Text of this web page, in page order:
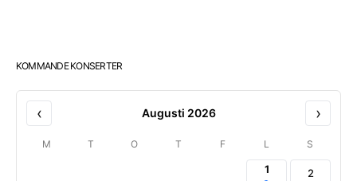
KOMMANDE KONSERTER
‹ Augusti 2026 ›
M T O T F L S
1 2